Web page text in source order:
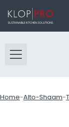
Home-Alto-Shaam-